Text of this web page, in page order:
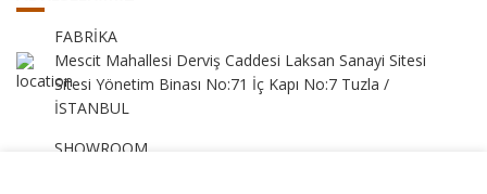
FABRİKA
Mescit Mahallesi Derviş Caddesi Laksan Sanayi Sitesi
Sitesi Yönetim Binası No:71 İç Kapı No:7 Tuzla /
İSTANBUL
SHOWROOM